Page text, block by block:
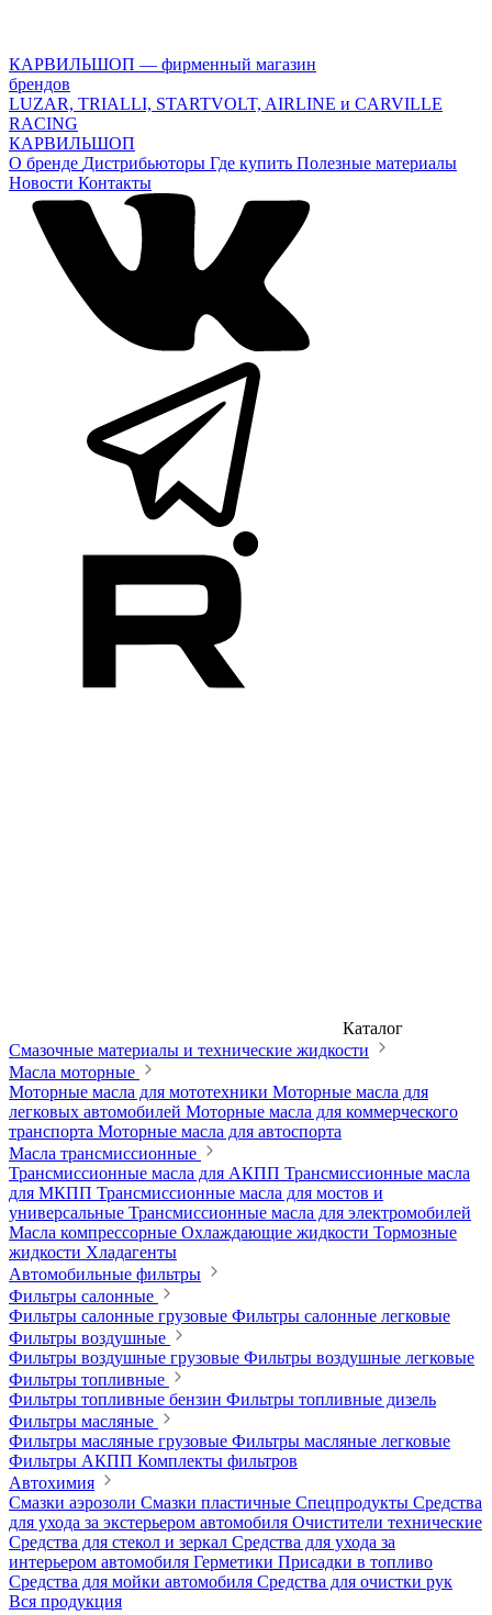
КАРВИЛЬШОП — фирменный магазин
брендов
LUZAR, TRIALLI, STARTVOLT, AIRLINE и CARVILLE
RACING
КАРВИЛЬШОП
О бренде Дистрибьюторы Где купить Полезные материалы
Новости Контакты
Каталог
Смазочные материалы и технические жидкости
Масла моторные
Моторные масла для мототехники Моторные масла для
легковых автомобилей Моторные масла для коммерческого
транспорта Моторные масла для автоспорта
Масла трансмиссионные
Трансмиссионные масла для АКПП Трансмиссионные масла
для МКПП Трансмиссионные масла для мостов и
универсальные Трансмиссионные масла для электромобилей
Масла компрессорные Охлаждающие жидкости Тормозные
жидкости Хладагенты
Автомобильные фильтры
Фильтры салонные
Фильтры салонные грузовые Фильтры салонные легковые
Фильтры воздушные
Фильтры воздушные грузовые Фильтры воздушные легковые
Фильтры топливные
Фильтры топливные бензин Фильтры топливные дизель
Фильтры масляные
Фильтры масляные грузовые Фильтры масляные легковые
Фильтры АКПП Комплекты фильтров
Автохимия
Смазки аэрозоли Смазки пластичные Спецпродукты Средства
для ухода за экстерьером автомобиля Очистители технические
Средства для стекол и зеркал Средства для ухода за
интерьером автомобиля Герметики Присадки в топливо
Средства для мойки автомобиля Средства для очистки рук
Вся продукция